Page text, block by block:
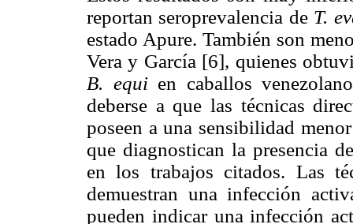
reportan seroprevalencia de T.
estado Apure. También son
Vera y García [6], quienes
B. equien caballos
deberse a que las técnicas
poseen a una sensibilidad
que diagnostican la presencia
en los trabajos citados. Las
demuestran una infección
pueden indicar una infección